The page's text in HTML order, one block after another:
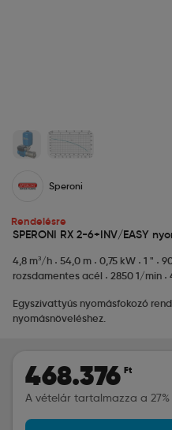
Speroni
Rendelésre
SPERONI RX 2-6+INV/EASY
4,8 m³/h 54,0 m 0,75 kW 1 "
rozsdamentes acél
2850 1/min
Egyszivattyús nyomásfokozó
nyomásnöveléshez.
468.376 Ft
A vételár tartalmazza a